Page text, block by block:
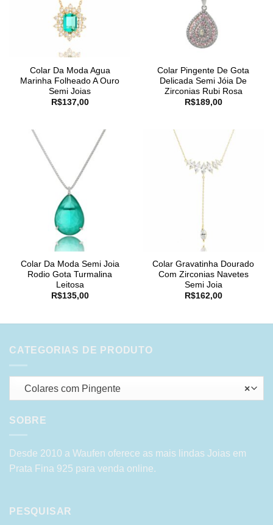
Colar Da Moda Agua
Marinha Folheado A Ouro
Semi Joias
R$137,00
Colar Pingente De Gota
Delicada Semi Jóia De
Zirconias Rubi Rosa
R$189,00
Colar Da Moda Semi Joia
Rodio Gota Turmalina
Leitosa
R$135,00
Colar Gravatinha Dourado
Com Zirconias Navetes
Semi Joia
R$162,00
CATEGORIAS DE PRODUTO
×
Colares com Pingente
SOBRE
Desde 2010 a Waufen oferece as mais lindas Joias em
Prata Fina 925 para venda online.
PESQUISAR